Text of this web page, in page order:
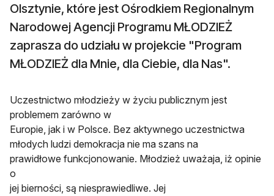
Olsztynie, które jest Ośrodkiem Regionalnym
Narodowej Agencji Programu MŁODZIEŻ
zaprasza do udziału w projekcie "Program
MŁODZIEŻ dla Mnie, dla Ciebie, dla Nas".
Uczestnictwo młodzieży w życiu publicznym jest
problemem zarówno w
Europie, jak i w Polsce. Bez aktywnego uczestnictwa
młodych ludzi demokracja nie ma szans na
prawidłowe funkcjonowanie. Młodzież uważaja, iż opinie
o
jej bierności, są niesprawiedliwe. Jej